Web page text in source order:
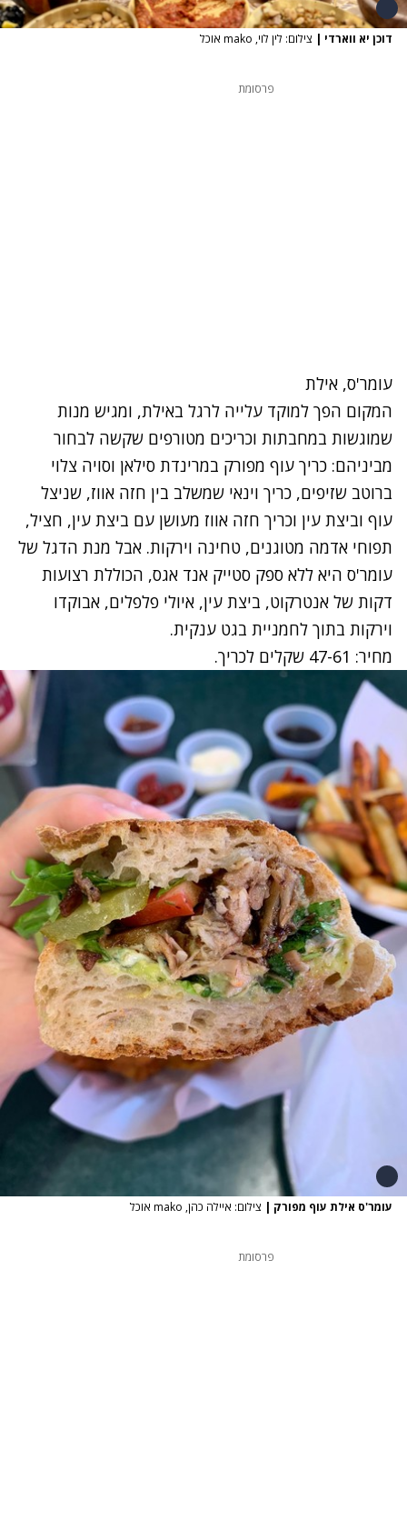
דוכן יא ווארדי | צילום: לין לוי, mako אוכל
פרסומת
עומר'ס, אילת
המקום הפך למוקד עלייה לרגל באילת, ומגיש מנות
שמוגשות במחבתות וכריכים מטורפים שקשה לבחור
מביניהם: כריך עוף מפורק במרינדת סילאן וסויה צלוי
ברוטב שזיפים, כריך וינאי שמשלב בין חזה אווז, שניצל
עוף וביצת עין וכריך חזה אווז מעושן עם ביצת עין, חציל,
תפוחי אדמה מטוגנים, טחינה וירקות. אבל מנת הדגל של
עומר'ס היא ללא ספק סטייק אנד אגס, הכוללת רצועות
דקות של אנטרקוט, ביצת עין, איולי פלפלים, אבוקדו
וירקות בתוך לחמניית בגט ענקית.
מחיר: 47-61 שקלים לכריך.
עומר'ס אילת עוף מפורק | צילום: איילה כהן, mako אוכל
פרסומת